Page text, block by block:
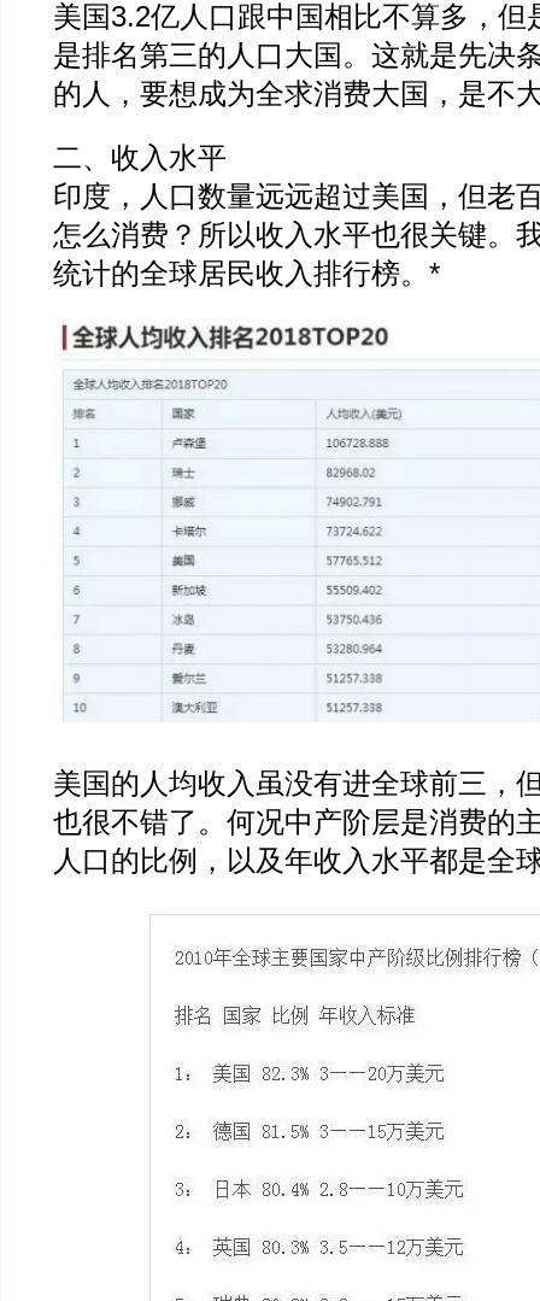
美国3.2亿人口跟中国相比不算多，但
是排名第三的人口大国。这就是先决
的人，要想成为全求消费大国，是不
二、收入水平
印度，人口数量远远超过美国，但老
怎么消费？所以收入水平也很关键。
统计的全球居民收入排行榜。*
美国的人均收入虽没有进全球前三，
也很不错了。何况中产阶层是消费的
人口的比例，以及年收入水平都是全